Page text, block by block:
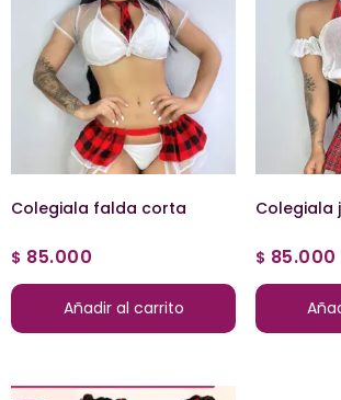
Colegiala falda corta
$ 85.000
Añadir al carrito
Colegiala
$ 85.000